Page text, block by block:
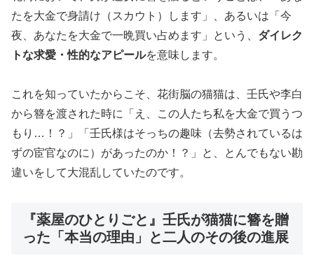
たを大金で身請け（スカウト）します」、あるいは「今
夜、あなたを大金で一晩買い占めます」という、 ダイレク
トな求愛・性的なアピールを意味します。
これを知っていたからこそ、花街脳の猫猫は、壬氏や李白
から簪を渡された時に「え、この人たち私を大金で買うつ
もり…！？」「壬氏様はそっちの趣味（去勢されているは
ずの宦官なのに）があったのか！？」と、とんでもない勘
違いをして大混乱していたのです。
『薬屋のひとりごと』壬氏が猫猫に簪を贈
った「本当の理由」と二人のその後の進展